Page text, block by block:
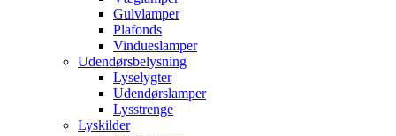
Gulvlamper
Plafonds
Vindueslamper
Udendørsbelysning
Lyselygter
Udendørslamper
Lysstrenge
Lyskilder